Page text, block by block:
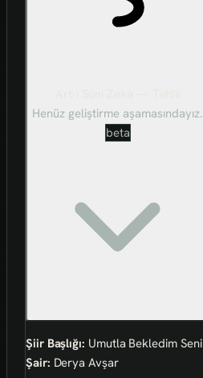
Henüz geliştirme aşamasındayız.
beta
Şiir Başlığı: Umutla Bekledim Seni
Şair: Derya Avşar